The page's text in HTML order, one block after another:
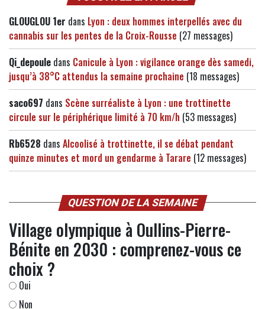
GLOUGLOU 1er dans Lyon : deux hommes interpellés avec du
cannabis sur les pentes de la Croix-Rousse (27 messages)
Qi_depoule dans Canicule à Lyon : vigilance orange dès samedi,
jusqu’à 38°C attendus la semaine prochaine (18 messages)
saco697 dans Scène surréaliste à Lyon : une trottinette
circule sur le périphérique limité à 70 km/h (53 messages)
Rb6528 dans Alcoolisé à trottinette, il se débat pendant
quinze minutes et mord un gendarme à Tarare (12 messages)
QUESTION DE LA SEMAINE
Village olympique à Oullins-Pierre-
Bénite en 2030 : comprenez-vous ce
choix ?
Oui
Non